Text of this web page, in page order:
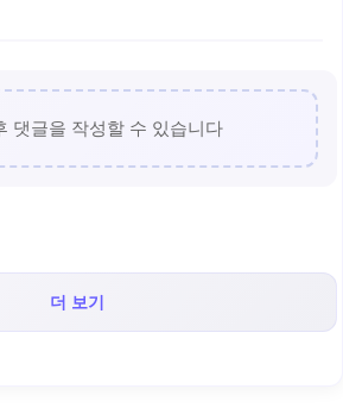
댓글을 작성할 수 있습니다
더 보기